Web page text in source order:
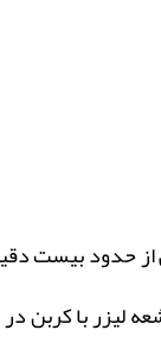
از حدود بیست
لیزر با